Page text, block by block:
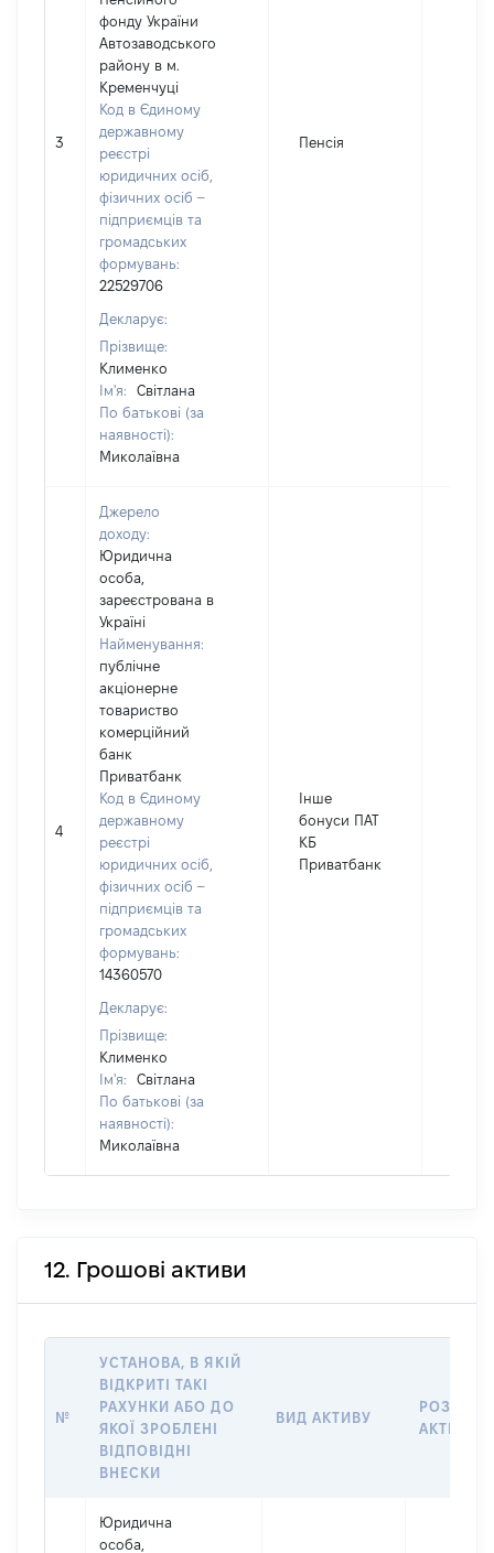
3
фонду України
Автозаводського
району в м.
Кременчуці
Код в Єдиному
державному
реєстрі
юридичних осіб,
фізичних осіб –
підприємців та
громадських
формувань:
22529706
Декларує:
Прізвище:
Клименко
Ім'я:
Світлана
По батькові (за
наявності):
Миколаївна
Пенсія
4
Джерело
доходу:
Юридична
особа,
зареєстрована в
Україні
Найменування:
публічне
акціонерне
товариство
комерційний
банк
Приватбанк
Код в Єдиному
державному
реєстрі
юридичних осіб,
фізичних осіб –
підприємців та
громадських
формувань:
14360570
Декларує:
Прізвище:
Клименко
Ім'я:
Світлана
По батькові (за
наявності):
Миколаївна
Інше
бонуси ПАТ
КБ
Приватбанк
12. Грошові активи
№
УСТАНОВА, В ЯКІЙ
ВІДКРИТІ ТАКІ
РАХУНКИ АБО ДО
ЯКОЇ ЗРОБЛЕНІ
ВІДПОВІДНІ
ВНЕСКИ
ВИД АКТИВУ
РОЗМІР
АКТИВУ
Юридична
особа,